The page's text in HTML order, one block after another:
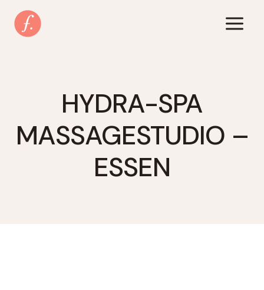
Inhalt
springen
HYDRA-SPA
MASSAGESTUDIO –
ESSEN